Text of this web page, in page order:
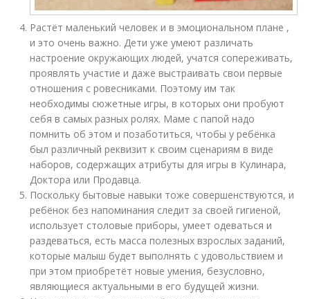
Растёт маленький человек и в эмоциональном плане ,
и это очень важно. Дети уже умеют различать
настроение окружающих людей, учатся сопереживать,
проявлять участие и даже выстраивать свои первые
отношения с ровесниками. Поэтому им так
необходимы сюжетные игры, в которых они пробуют
себя в самых разных ролях. Маме с папой надо
помнить об этом и позаботиться, чтобы у ребёнка
был различный реквизит к своим сценариям в виде
наборов, содержащих атрибуты для игры в Кулинара,
Доктора или Продавца.
Поскольку бытовые навыки тоже совершенствуются, и
ребёнок без напоминания следит за своей гигиеной,
использует столовые приборы, умеет одеваться и
раздеваться, есть масса полезных взрослых заданий,
которые малыш будет выполнять с удовольствием и
при этом приобретёт новые умения, безусловно,
являющиеся актуальными в его будущей жизни.